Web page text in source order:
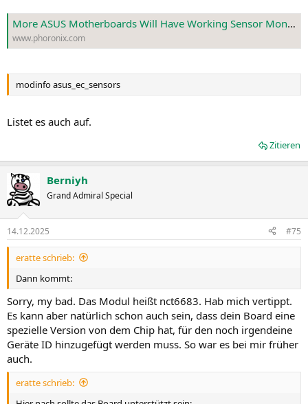
More ASUS Motherboards Will Have Working Sensor Monitoring With Linux 6.18 - Phoronix
www.phoronix.com
modinfo asus_ec_sensors
Listet es auch auf.
Zitieren
Berniyh
Grand Admiral Special
14.12.2025 #75
eratte schrieb:
Dann kommt:
Sorry, my bad. Das Modul heißt nct6683. Hab mich vertippt.
Es kann aber natürlich schon auch sein, dass dein Board eine
spezielle Version von dem Chip hat, für den noch irgendeine
Geräte ID hinzugefügt werden muss. So war es bei mir früher
auch.
eratte schrieb: